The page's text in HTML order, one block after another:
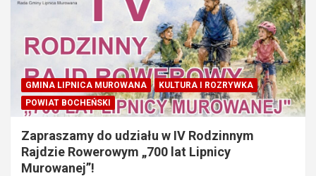
GMINA LIPNICA MUROWANA
KULTURA I ROZRYWKA
POWIAT BOCHEŃSKI
Zapraszamy do udziału w IV Rodzinnym
Rajdzie Rowerowym „700 lat Lipnicy
Murowanej”!